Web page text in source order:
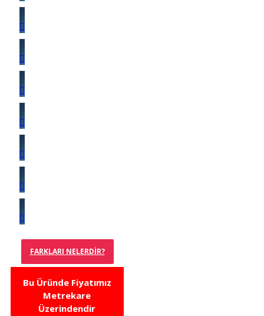
FARKLARI NELERDIR?
Bu Üründe Fiyatımız
Metrekare
Üzerindendir